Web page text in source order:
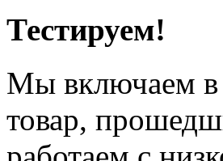
Тестируем!
Мы включаем в
товар,